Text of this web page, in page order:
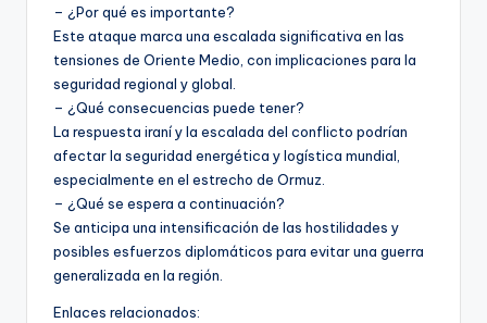
– ¿Por qué es importante?
Este ataque marca una escalada significativa en las
tensiones de Oriente Medio, con implicaciones para la
seguridad regional y global.
– ¿Qué consecuencias puede tener?
La respuesta iraní y la escalada del conflicto podrían
afectar la seguridad energética y logística mundial,
especialmente en el estrecho de Ormuz.
– ¿Qué se espera a continuación?
Se anticipa una intensificación de las hostilidades y
posibles esfuerzos diplomáticos para evitar una guerra
generalizada en la región.
Enlaces relacionados: